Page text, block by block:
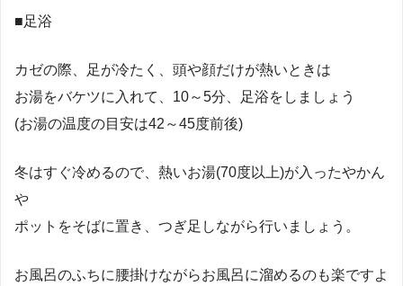
■足浴
カゼの際、足が冷たく、頭や顔だけが熱いときは
お湯をバケツに入れて、10～5分、足浴をしましょう
(お湯の温度の目安は42～45度前後)
冬はすぐ冷めるので、熱いお湯(70度以上)が入ったやかん
や
ポットをそばに置き、つぎ足しながら行いましょう。
お風呂のふちに腰掛けながらお風呂に溜めるのも楽ですよ